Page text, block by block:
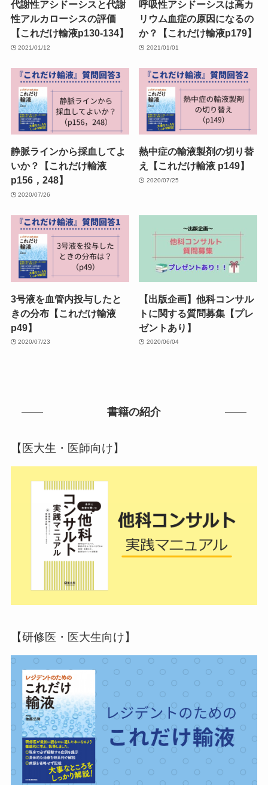
代謝性アシドーシスと代謝
性アルカローシスの評価
【これだけ輸液p130-134】
2021/01/12
呼吸性アシドーシスは高カ
リウム血症の原因になるの
か？【これだけ輸液p179】
2021/01/01
静脈ラインから採血してよ
いか？【これだけ輸液
p156，248】
2020/07/26
熱中症の輸液製剤の切り替
え【これだけ輸液 p149】
2020/07/25
3号液を血管内投与したと
きの分布【これだけ輸液
p49】
2020/07/23
【出版企画】他科コンサル
トに関する質問募集【プレ
ゼントあり】
2020/06/04
書籍の紹介
【医大生・医師向け】
【研修医・医大生向け】